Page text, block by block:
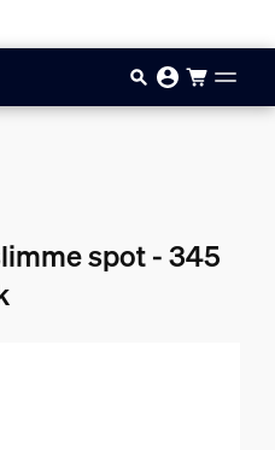
spot - 345